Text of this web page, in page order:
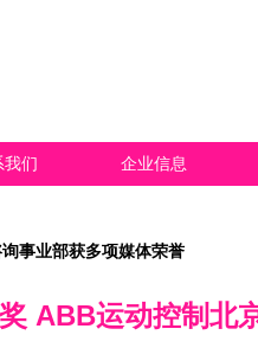
我们 企业信息
事业部获多项媒体荣誉
ABB运动控制北